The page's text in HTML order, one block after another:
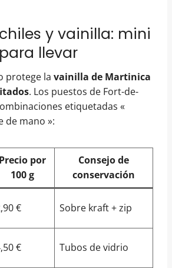
y vainilla: mini
llevar
protege la vainilla de Martinica
. Los puestos de Fort-de-
etiquetadas «
de mano »:
Precio por
100 g
Consejo de
conservación
€ Sobre kraft + zip
€ Tubos de vidrio